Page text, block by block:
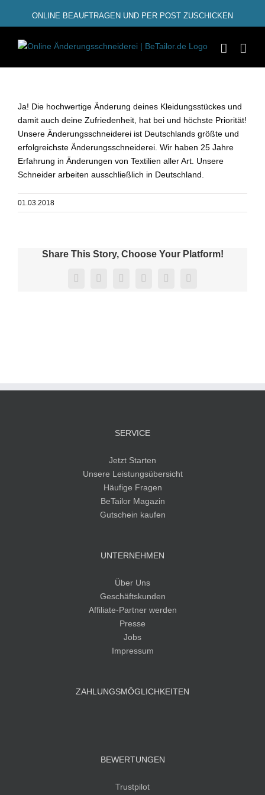
ONLINE BEAUFTRAGEN UND PER POST ZUSCHICKEN
GRATIS-RÜCKVERSAND AB 50€
✓ABHOLUNG BEI DIR ZUHAUSE MÖGLICH
Ja! Die hochwertige Änderung deines Kleidungsstückes und
damit auch deine Zufriedenheit, hat bei und höchste Priorität!
Unsere Änderungsschneiderei ist Deutschlands größte und
erfolgreichste Änderungsschneiderei. Wir haben 25 Jahre
Erfahrung in Änderungen von Textilien aller Art. Unsere
Schneider arbeiten ausschließlich in Deutschland.
01.03.2018
Share This Story, Choose Your Platform!
FacebookTwitterRedditLinkedInPinterestVk
SERVICE
Jetzt Starten
Unsere Leistungsübersicht
Häufige Fragen
BeTailor Magazin
Gutschein kaufen
UNTERNEHMEN
Über Uns
Geschäftskunden
Affiliate-Partner werden
Presse
Jobs
Impressum
ZAHLUNGSMÖGLICHKEITEN
BEWERTUNGEN
Trustpilot